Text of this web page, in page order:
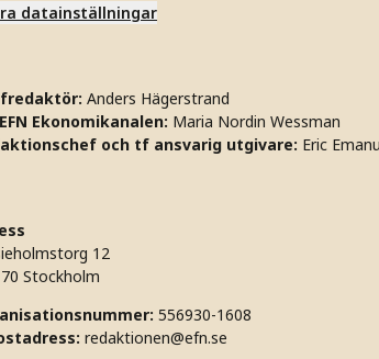
datainställningar
Anders Hägerstrand
Ekonomikanalen: Maria Nordin Wessman
och tf ansvarig utgivare: Eric
12
Stockholm
556930-1608
redaktionen@efn.se